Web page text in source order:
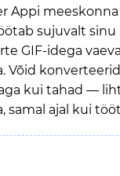
Appi
sujuvalt sinu
GIF-idega
Võid
kui tahad —
samal ajal kui